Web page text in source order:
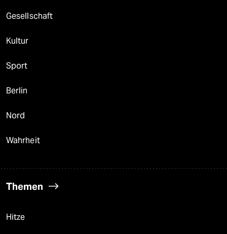
Gesellschaft
Kultur
Sport
Berlin
Nord
Wahrheit
Themen
Hitze